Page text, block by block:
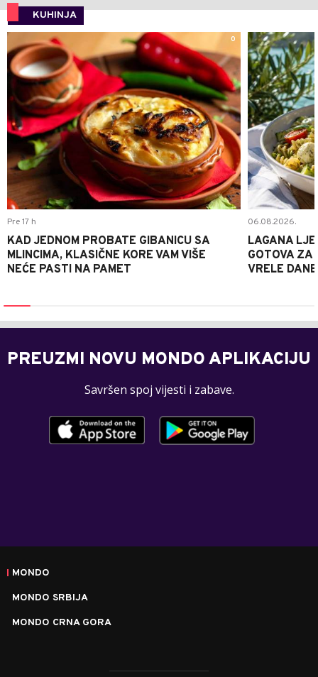
KUHINJA
0
Pre 17 h
KAD JEDNOM PROBATE GIBANICU SA
MLINCIMA, KLASIČNE KORE VAM VIŠE
NEĆE PASTI NA PAMET
06.08.2026.
LAGANA
GOTOVA ZA
VRELE DANE
PREUZMI NOVU MONDO APLIKACIJU
Savršen spoj vijesti i zabave.
MONDO
MONDO SRBIJA
MONDO CRNA GORA